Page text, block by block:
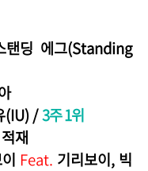
탠딩 에그(Standing
(IU)/3주 1위
재
Feat. 기리보이, 빅